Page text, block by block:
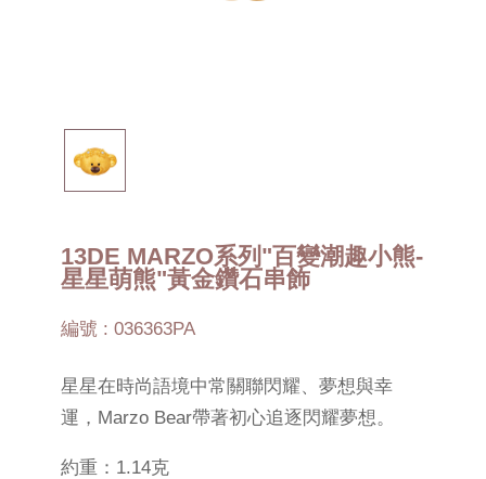
13DE MARZO系列"百變潮趣小熊-
星星萌熊"黃金鑽石串飾
編號 : 036363PA
星星在時尚語境中常關聯閃耀、夢想與幸
運，Marzo Bear帶著初心追逐閃耀夢想。
約重：1.14克